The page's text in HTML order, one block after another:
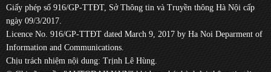
Giấy phép số 916/GP-TTĐT, Sở Thông tin và Truyền thông Hà Nội cấp
ngày 09/3/2017.
Licence No. 916/GP-TTĐT dated March 9, 2017 by Ha Noi Deparment of
Information and Communications.
Chịu trách nhiệm nội dung: Trịnh Lê Hùng.